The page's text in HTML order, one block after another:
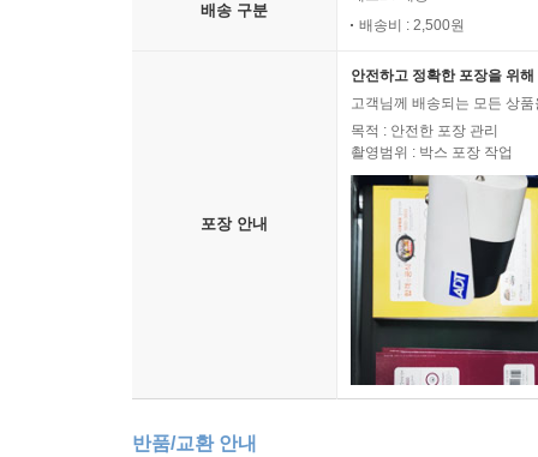
배송 구분
배송비 : 2,500원
포장 안내
안전하고 정확한 포장을 위
고객님께 배송되는 모든 상
목적 : 안전한 포장 관리
촬영범위 : 박스 포장 작업
반품/교환 안내